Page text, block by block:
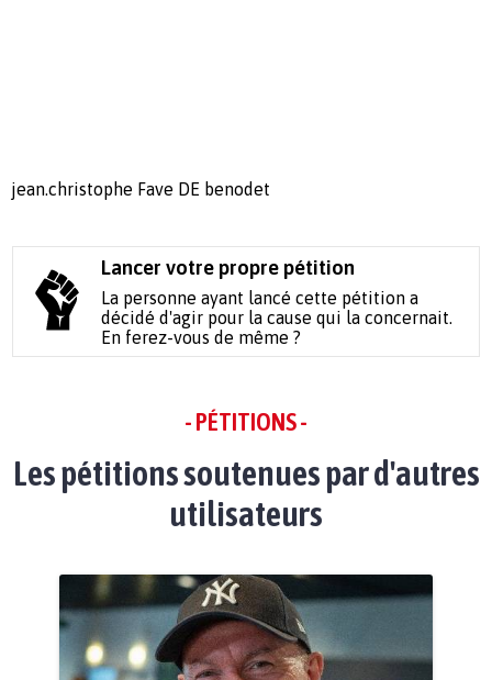
jean.christophe Fave DE benodet
Lancer votre propre pétition
La personne ayant lancé cette pétition a
décidé d'agir pour la cause qui la concernait.
En ferez-vous de même ?
- PÉTITIONS -
Les pétitions soutenues par d'autres
utilisateurs